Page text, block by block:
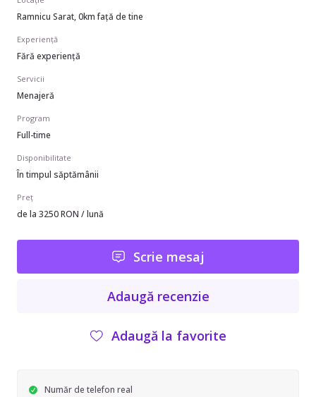
Ramnicu Sarat, 0km față de tine
Experiență
Fără experiență
Servicii
Menajeră
Program
Full-time
Disponibilitate
În timpul săptămânii
Preț
de la 3250 RON / lună
Scrie mesaj
Adaugă recenzie
Adaugă la favorite
Număr de telefon real